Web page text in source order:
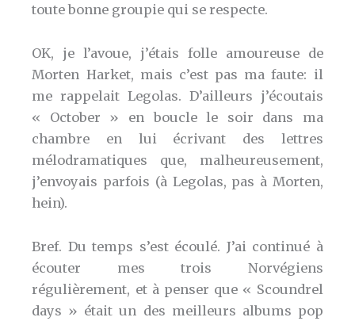
toute bonne groupie qui se respecte.
OK, je l’avoue, j’étais folle amoureuse de
Morten Harket, mais c’est pas ma faute: il
me rappelait Legolas. D’ailleurs j’écoutais
« October » en boucle le soir dans ma
chambre en lui écrivant des lettres
mélodramatiques que, malheureusement,
j’envoyais parfois (à Legolas, pas à Morten,
hein).
Bref. Du temps s’est écoulé. J’ai continué à
écouter mes trois Norvégiens
régulièrement, et à penser que « Scoundrel
days » était un des meilleurs albums pop